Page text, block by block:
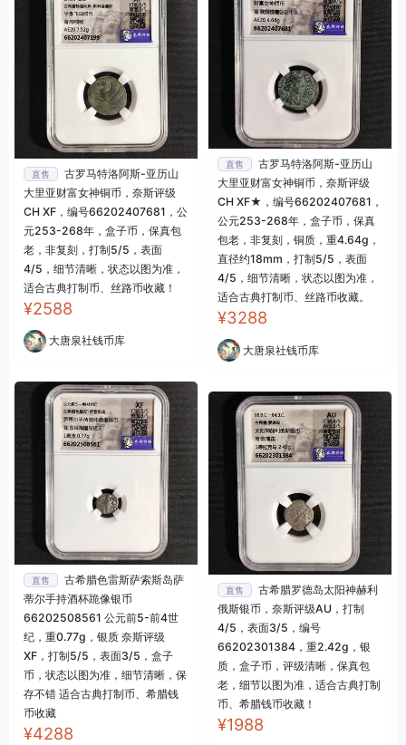
直售
古罗马特洛阿斯-亚历山
大里亚财富女神铜币，奈斯评级
CH XF，编号66202407681，公
元253-268年，盒子币，保真包
老，非复刻，打制5/5，表面
4/5，细节清晰，状态以图为准，
适合古典打制币、丝路币收藏！
¥2588
大唐泉社钱币库
直售
古罗马特洛阿斯-亚历山
大里亚财富女神铜币，奈斯评级
CH XF★，编号66202407681，
公元253-268年，盒子币，保真
包老，非复刻，铜质，重4.64g，
直径约18mm，打制5/5，表面
4/5，细节清晰，状态以图为准，
适合古典打制币、丝路币收藏。
¥3288
大唐泉社钱币库
直售
古希腊色雷斯萨索斯岛萨
蒂尔手持酒杯跪像银币
66202508561 公元前5-前4世
纪，重0.77g，银质 奈斯评级
XF，打制5/5，表面3/5，盒子
币，状态以图为准，细节清晰，保
存不错 适合古典打制币、希腊钱
币收藏
¥4288
直售
古希腊罗德岛太阳神赫利
俄斯银币，奈斯评级AU，打制
4/5，表面3/5，编号
66202301384，重2.42g，银
质，盒子币，评级清晰，保真包
老，细节以图为准，适合古典打制
币、希腊钱币收藏！
¥1988